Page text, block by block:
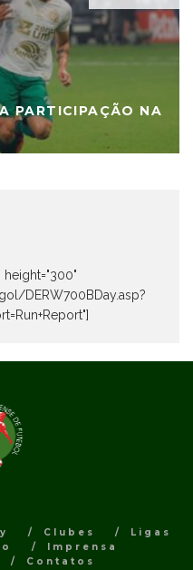
PARTICIPAÇÃO NA
height="300"
DERW700BDay.asp?
Clubes
Ligas
Imprensa
Contatos